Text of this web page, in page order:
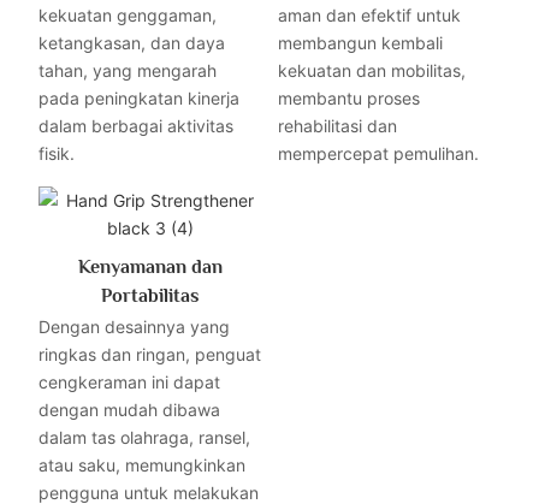
kekuatan genggaman,
ketangkasan, dan daya
tahan, yang mengarah
pada peningkatan kinerja
dalam berbagai aktivitas
fisik.
aman dan efektif untuk
membangun kembali
kekuatan dan mobilitas,
membantu proses
rehabilitasi dan
mempercepat pemulihan.
Kenyamanan dan
Portabilitas
Dengan desainnya yang
ringkas dan ringan, penguat
cengkeraman ini dapat
dengan mudah dibawa
dalam tas olahraga, ransel,
atau saku, memungkinkan
pengguna untuk melakukan